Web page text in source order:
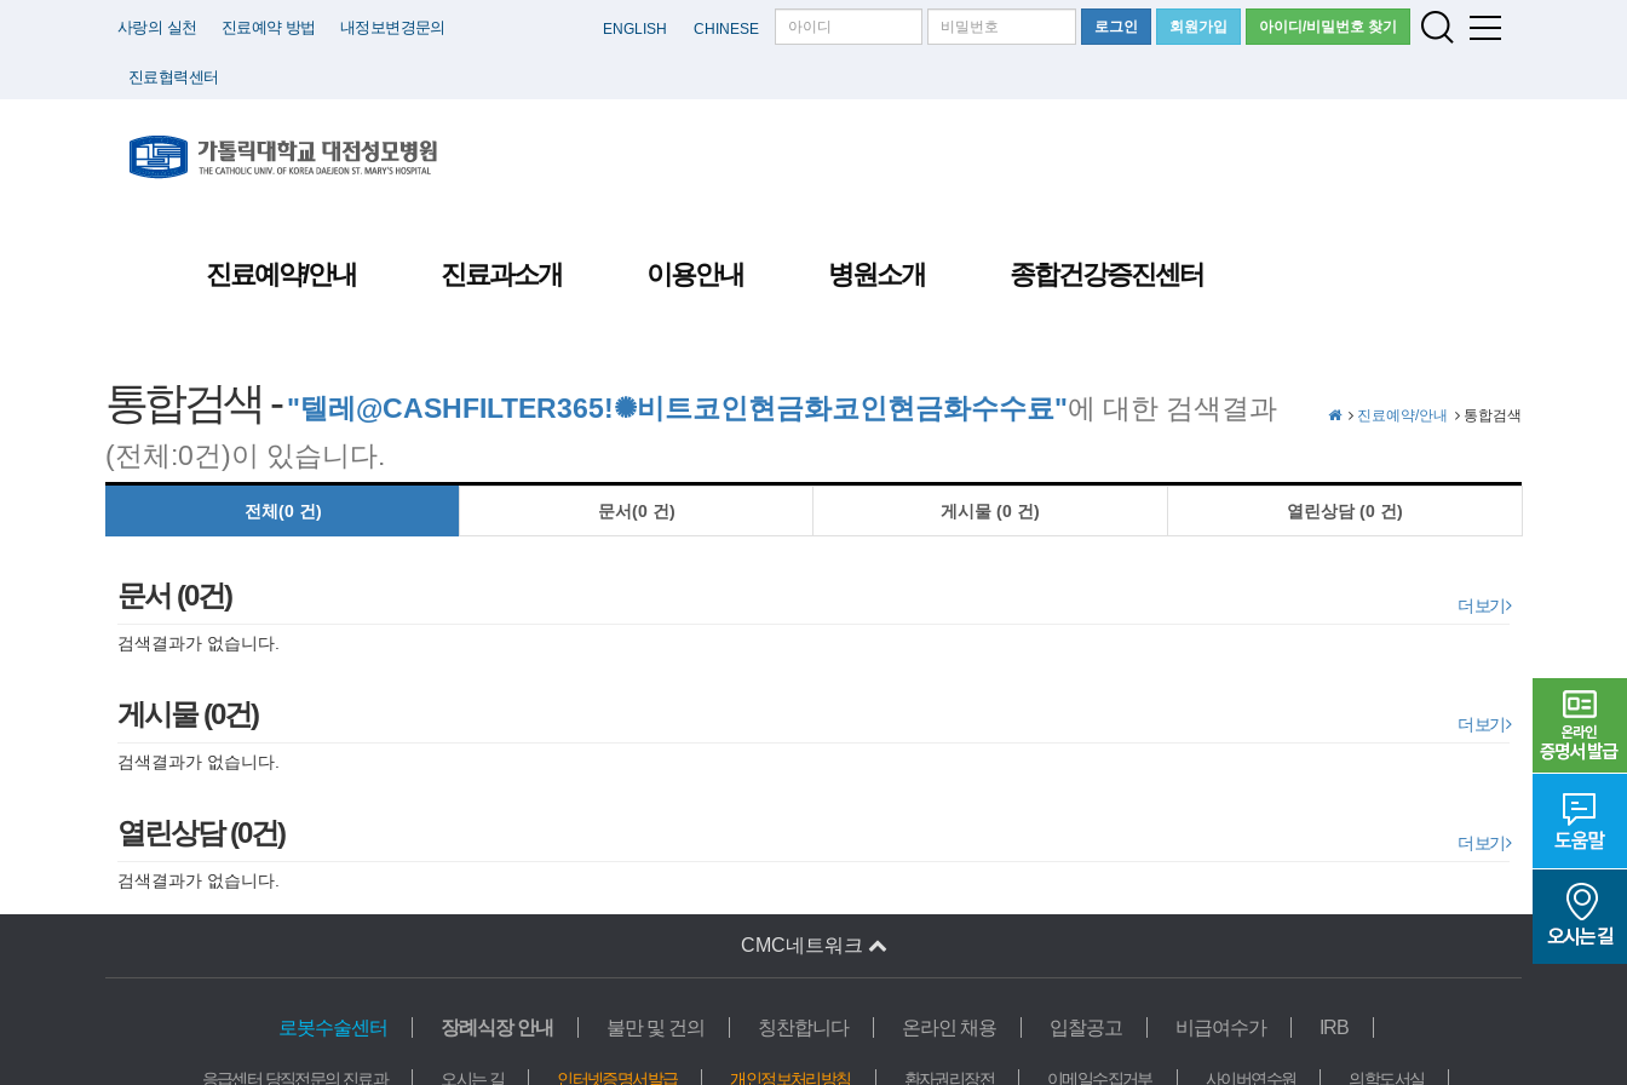
사랑의 실천 진료예약 방법 내정보변경문의
진료협력센터
ENGLISH CHINESE 로그인 회원가입 아이디/비밀번호 찾기
진료예약/안내 진료과소개 이용안내 병원소개 종합건강증진센터
진료예약/안내 통합검색
통합검색 - "텔레@CASHFILTER365ǃ✺비트코인현금화코인현금화수수료"에 대한 검색결과
(전체:0건)이 있습니다.
전체(0 건) 문서(0 건) 게시물 (0 건) 열린상담 (0 건)
문서 (0건)
더 보기
검색결과가 없습니다.
게시물 (0건)
더 보기
검색결과가 없습니다.
열린상담 (0건)
더 보기
검색결과가 없습니다.
CMC네트워크
교육기관 연구기관
로봇수술센터 장례식장 안내 불만 및 건의 칭찬합니다 온라인 채용 입찰공고 비급여수가 IRB
응급센터 당직전문의 진료과 오시는 길 인터넷증명서발급 개인정보처리방침 환자권리장전 이메일수집거부 사이버연수원 의학도서실